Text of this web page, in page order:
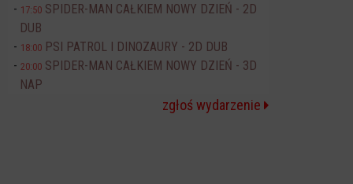
17:50 SPIDER-MAN CAŁKIEM NOWY DZIEŃ - 2D
DUB
18:00 PSI PATROL I DINOZAURY - 2D DUB
20:00 SPIDER-MAN CAŁKIEM NOWY DZIEŃ - 3D
NAP
zgłoś wydarzenie